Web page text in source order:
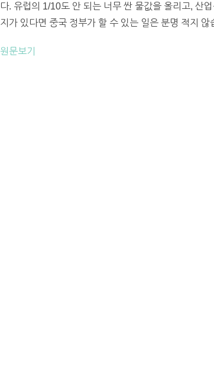
다. 유럽의 1/10도 안 되는 너무 싼 물값을 올리고, 산
지가 있다면 중국 정부가 할 수 있는 일은 분명 적지
원문보기